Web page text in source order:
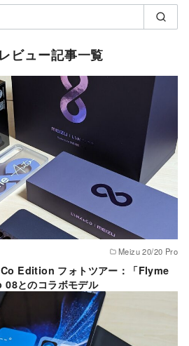
ビュー記事一覧
Meizu 20/20 Pro
Edition フォトツアー：「Flyme
とのコラボモデル